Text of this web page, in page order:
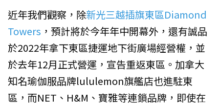
近年我們觀察，除新光三越插旗東區Diamond
Towers ，預計將於今年年中開幕外，還有誠品
於2022年拿下東區捷運地下街廣場經營權，並
於去年12月正式營運，宣告重返東區。加拿大
知名瑜伽服品牌lululemon旗艦店也進駐東
區，而NET、H&M、寶雅等連鎖品牌，即使在